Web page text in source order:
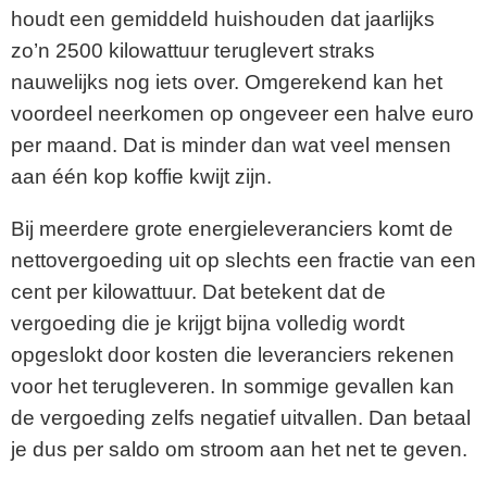
houdt een gemiddeld huishouden dat jaarlijks
zo’n 2500 kilowattuur teruglevert straks
nauwelijks nog iets over. Omgerekend kan het
voordeel neerkomen op ongeveer een halve euro
per maand. Dat is minder dan wat veel mensen
aan één kop koffie kwijt zijn.
Bij meerdere grote energieleveranciers komt de
nettovergoeding uit op slechts een fractie van een
cent per kilowattuur. Dat betekent dat de
vergoeding die je krijgt bijna volledig wordt
opgeslokt door kosten die leveranciers rekenen
voor het terugleveren. In sommige gevallen kan
de vergoeding zelfs negatief uitvallen. Dan betaal
je dus per saldo om stroom aan het net te geven.